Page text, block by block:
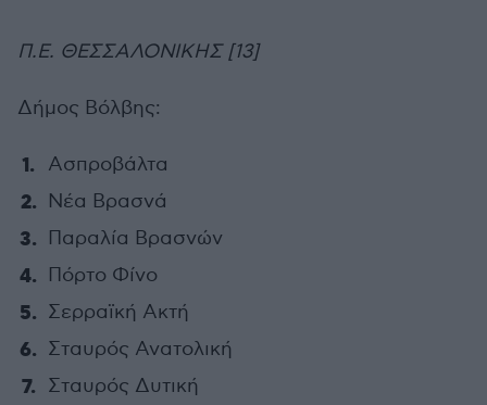
Π.Ε. ΘΕΣΣΑΛΟΝΙΚΗΣ [13]
Δήμος Βόλβης:
Ασπροβάλτα
Νέα Βρασνά
Παραλία Βρασνών
Πόρτο Φίνο
Σερραϊκή Ακτή
Σταυρός Ανατολική
Σταυρός Δυτική